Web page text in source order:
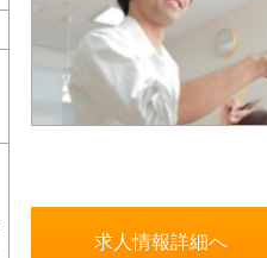
求人情報詳細へ